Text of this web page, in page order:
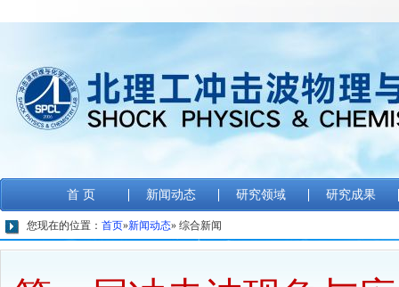
首 页 新闻动态 研究领域 研究成果
您现在的位置： 首页»新闻动态» 综合新闻